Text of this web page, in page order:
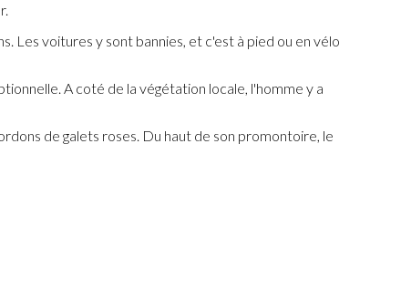
Les voitures y sont bannies, et c'est à pied ou en vélo
A coté de la végétation locale, l'homme y a
de galets roses. Du haut de son promontoire, le